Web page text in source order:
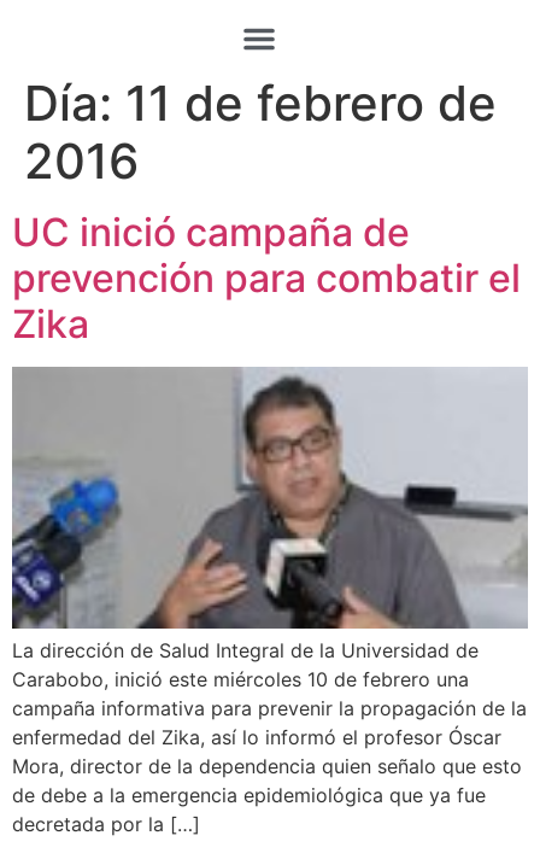
Día: 11 de febrero de
2016
UC inició campaña de
prevención para combatir el
Zika
La dirección de Salud Integral de la Universidad de
Carabobo, inició este miércoles 10 de febrero una
campaña informativa para prevenir la propagación de la
enfermedad del Zika, así lo informó el profesor Óscar
Mora, director de la dependencia quien señalo que esto
de debe a la emergencia epidemiológica que ya fue
decretada por la […]